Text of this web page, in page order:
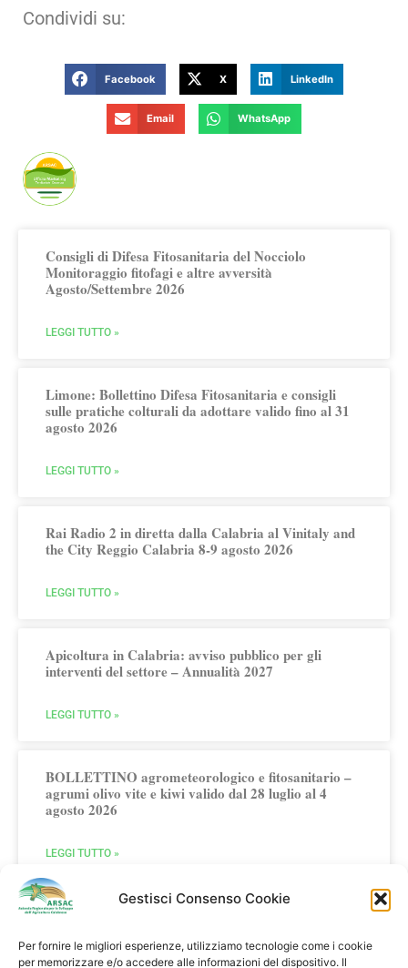
Gestisci Consenso Cookie
Per fornire le migliori esperienze, utilizziamo tecnologie come i cookie
per memorizzare e/o accedere alle informazioni del dispositivo. Il
Condividi su:
Facebook X LinkedIn
Email WhatsApp
Consigli di Difesa Fitosanitaria del Nocciolo
Monitoraggio fitofagi e altre avversità
Agosto/Settembre 2026
LEGGI TUTTO »
Limone: Bollettino Difesa Fitosanitaria e consigli
sulle pratiche colturali da adottare valido fino al 31
agosto 2026
LEGGI TUTTO »
Rai Radio 2 in diretta dalla Calabria al Vinitaly and
the City Reggio Calabria 8-9 agosto 2026
LEGGI TUTTO »
Apicoltura in Calabria: avviso pubblico per gli
interventi del settore – Annualità 2027
LEGGI TUTTO »
BOLLETTINO agrometeorologico e fitosanitario –
agrumi olivo vite e kiwi valido dal 28 luglio al 4
agosto 2026
LEGGI TUTTO »